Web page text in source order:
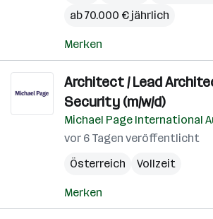
ab 70.000 € jährlich
Merken
Architect / Lead
Security (m/w/d)
Michael Page International
vor 6 Tagen veröffentlicht
Österreich
Vollzeit
Merken